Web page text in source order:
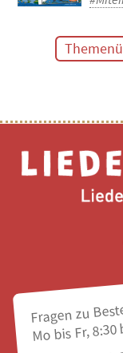
Fragen zu
Mo bis Fr,